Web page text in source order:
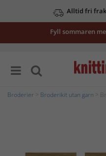
Alltid fri
Fyll sommaren
Broderier Broderikit utan garn >